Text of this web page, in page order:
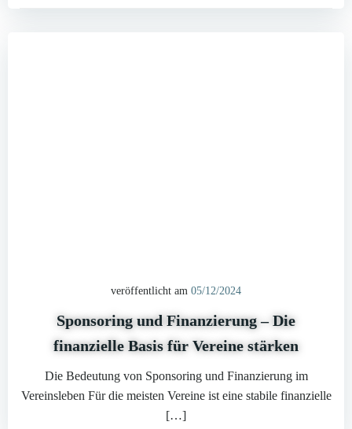
veröffentlicht am 05/12/2024
Sponsoring und Finanzierung – Die
finanzielle Basis für Vereine stärken
Die Bedeutung von Sponsoring und Finanzierung im
Vereinsleben Für die meisten Vereine ist eine stabile finanzielle
[…]